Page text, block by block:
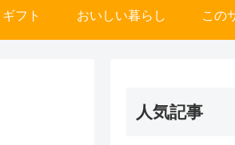
フト おいしい暮らし この
人気記事